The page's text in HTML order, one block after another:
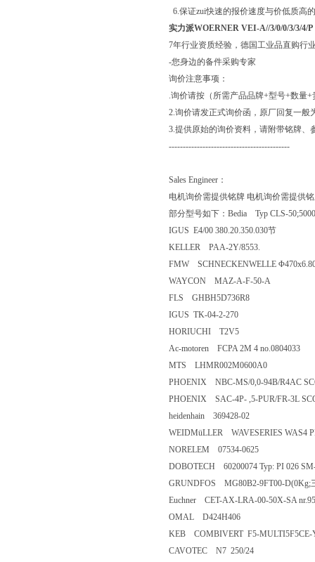
6.保证zui快速的报价速度与价低质高
实力派WOERNER VEI-A//3/0/0/3/3/4/P
7年行业资质经验，德国工业品直购行
-您身边的备件采购专家
询价注意事项：
.询价请按（所需产品品牌+型号+数量
2.询价请发正式询价函，原厂回复一般
3.提供原始的询价资料，请附带铭牌、
-------------------------------------------
Sales Engineer：
电机询价需提供铭牌 电机询价需提供
部分型号如下：Bedia Typ CLS-
IGUS E4/00 380.20.350.030节
KELLER PAA-2Y/8553.
FMW SCHNECKENWELLE
WAYCON MAZ-A-F-50-A
FLS GHBH5D736R8
IGUS TK-04-2-270
HORIUCHI T2V5
Ac-motoren FCPA 2M 4 no.0804033
MTS LHMR002M0600A0
PHOENIX NBC-MS/0,0-94B/R4AC
PHOENIX SAC-4P- ,5-PUR/FR-3L
heidenhain 369428-02
WEIDMüLLER WAVESERIES WAS4
NORELEM 07534-0625
DOBOTECH 60200074 Typ: PI 026
GRUNDFOS MG80B2-9FT00-D(0Kg;
Euchner CET-AX-LRA-00-50X-SA
OMAL D424H406
KEB COMBIVERT F5-MULTI5F5CE-
CAVOTEC N7 250/24